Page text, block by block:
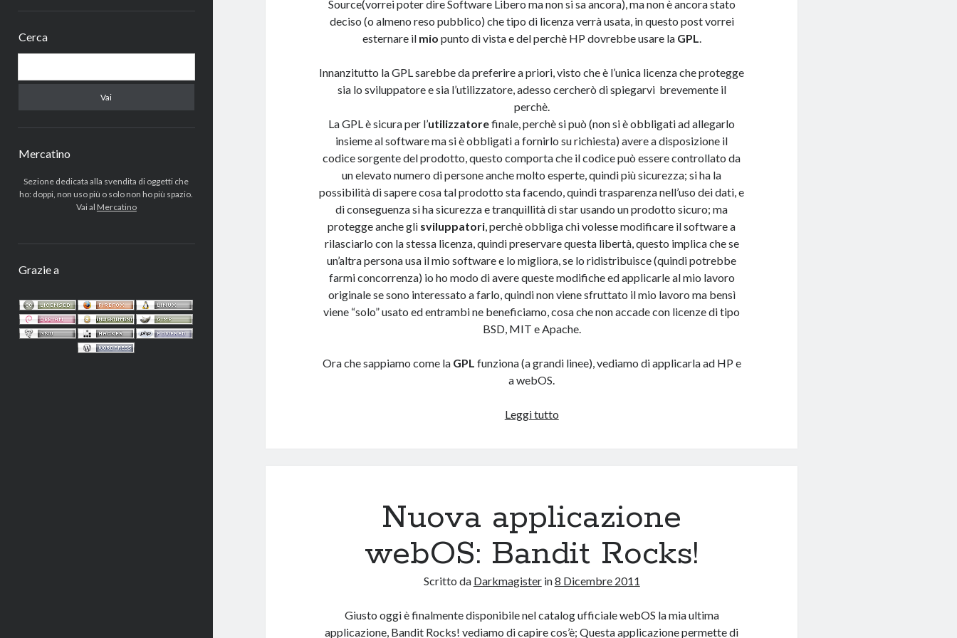
laterale
Cerca
Mercatino
Sezione dedicata alla svendita di oggetti che
ho: doppi, non uso più o solo non ho più spazio.
Vai al Mercatino
Grazie a
Source(vorrei poter dire Software Libero ma non si sa ancora), ma non è ancora stato
deciso (o almeno reso pubblico) che tipo di licenza verrà usata, in questo post vorrei
esternare il mio punto di vista e del perchè HP dovrebbe usare la GPL.
Innanzitutto la GPL sarebbe da preferire a priori, visto che è l’unica licenza che protegge
sia lo sviluppatore e sia l’utilizzatore, adesso cercherò di spiegarvi brevemente il
perchè.
La GPL è sicura per l’utilizzatorefinale, perchè si può (non si è obbligati ad allegarlo
insieme al software ma si è obbligati a fornirlo su richiesta) avere a disposizione il
codice sorgente del prodotto, questo comporta che il codice può essere controllato da
un elevato numero di persone anche molto esperte, quindi più sicurezza; si ha la
possibilità di sapere cosa tal prodotto sta facendo, quindi trasparenza nell’uso dei dati, e
di conseguenza si ha sicurezza e tranquillità di star usando un prodotto sicuro; ma
protegge anche gli sviluppatori, perchè obbliga chi volesse modificare il software a
rilasciarlo con la stessa licenza, quindi preservare questa libertà, questo implica che se
un’altra persona usa il mio software e lo migliora, se lo ridistribuisce (quindi potrebbe
farmi concorrenza) io ho modo di avere queste modifiche ed applicarle al mio lavoro
originale se sono interessato a farlo, quindi non viene sfruttato il mio lavoro ma bensì
viene “solo” usato ed entrambi ne beneficiamo, cosa che non accade con licenze di tipo
BSD, MIT e Apache.
Ora che sappiamo come la GPL funziona (a grandi linee), vediamo di applicarla ad HP e
a webOS.
Leggi tuttoPerchè
scelta
per
webOS
Nuova applicazione
webOS: Bandit Rocks!
Scritto da Darkmagisterin8 Dicembre 2011
Giusto oggi è finalmente disponibile nel catalog ufficiale webOS la mia ultima
applicazione, Bandit Rocks! vediamo di capire cos’è; Questa applicazione permette di